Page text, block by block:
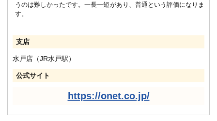
うのは難しかったです。一長一短があり、普通という評価になりま
す。
支店
水戸店（JR水戸駅）
公式サイト
https://onet.co.jp/